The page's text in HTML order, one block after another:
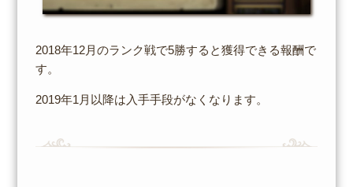
2018年12月のランク戦で5勝すると獲得できる報酬で
す。
2019年1月以降は入手手段がなくなります。